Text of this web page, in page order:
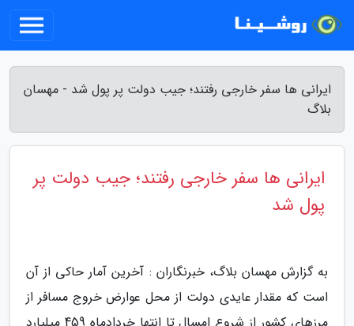
ایرانی ها سفر خارجی رفتند؛ جیب دولت پر پول شد - مهسان
بلاگ
ایرانی ها سفر خارجی رفتند؛ جیب دولت پر
پول شد
به گزارش مهسان بلاگ، خبرنگاران : آخرین آمار حاکی از آن
است که مقدار عایدی دولت از محل عوارض خروج مسافر از